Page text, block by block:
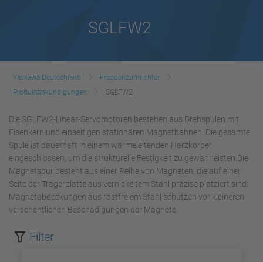
SGLFW2
Yaskawa Deutschland
Frequenzumrichter
Produktankündigungen
SGLFW2
Die SGLFW2-Linear-Servomotoren bestehen aus Drehspulen mit
Eisenkern und einseitigen stationären Magnetbahnen. Die gesamte
Spule ist dauerhaft in einem wärmeleitenden Harzkörper
eingeschlossen, um die strukturelle Festigkeit zu gewährleisten.Die
Magnetspur besteht aus einer Reihe von Magneten, die auf einer
Seite der Trägerplatte aus vernickeltem Stahl präzise platziert sind.
Magnetabdeckungen aus rostfreiem Stahl schützen vor kleineren
versehentlichen Beschädigungen der Magnete.
Filter